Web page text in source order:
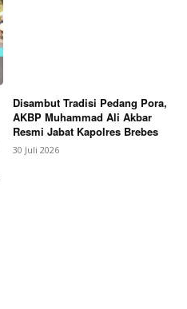
Disambut Tradisi Pedang Pora,
AKBP Muhammad Ali Akbar
Resmi Jabat Kapolres Brebes
30 Juli 2026